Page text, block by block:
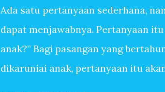
Ada satu pertanyaan sederhana,
dapat menjawabnya. Pertanyaan
anak?” Bagi pasangan yang
dikaruniai anak, pertanyaan itu